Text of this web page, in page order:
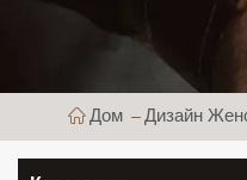
Дом Дизайн